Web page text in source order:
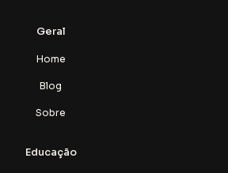
Geral
Home
Blog
Sobre
Educação